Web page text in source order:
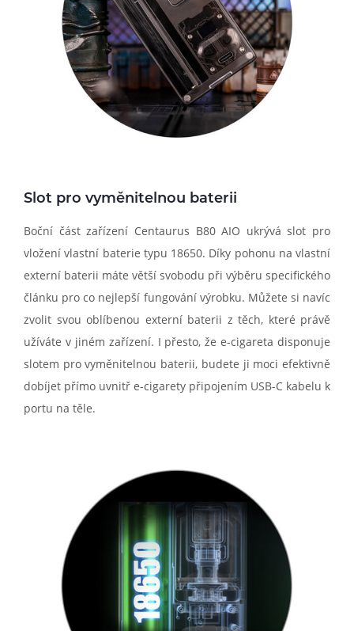
Slot pro vyměnitelnou baterii
Boční část zařízení Centaurus B80 AIO ukrývá slot pro
vložení vlastní baterie typu 18650. Díky pohonu na vlastní
externí baterii máte větší svobodu při výběru specifického
článku pro co nejlepší fungování výrobku. Můžete si navíc
zvolit svou oblíbenou externí baterii z těch, které právě
užíváte v jiném zařízení. I přesto, že e-cigareta disponuje
slotem pro vyměnitelnou baterii, budete ji moci efektivně
dobíjet přímo uvnitř e-cigarety připojením USB-C kabelu k
portu na těle.